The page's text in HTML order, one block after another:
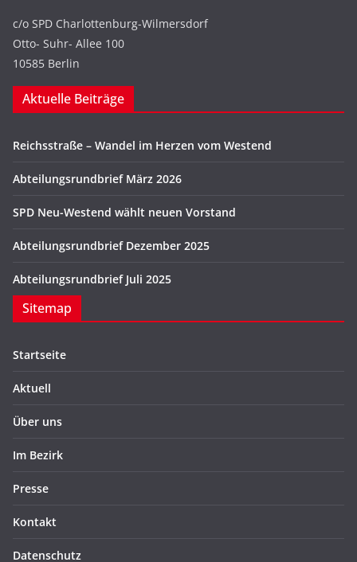
c/o SPD Charlottenburg-Wilmersdorf
Otto- Suhr- Allee 100
10585 Berlin
Aktuelle Beiträge
Reichsstraße – Wandel im Herzen vom Westend
Abteilungsrundbrief März 2026
SPD Neu-Westend wählt neuen Vorstand
Abteilungsrundbrief Dezember 2025
Abteilungsrundbrief Juli 2025
Sitemap
Startseite
Aktuell
Über uns
Im Bezirk
Presse
Kontakt
Datenschutz